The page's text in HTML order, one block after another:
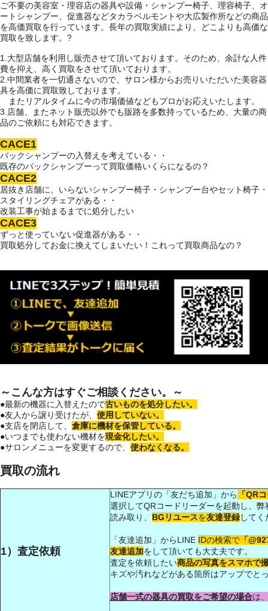
ご不要の美容室・理容店の器具や設備・シャンプー椅子、理容椅子、オ
ートシャンプー、促進器などタカラベルモントや大広製作所などの商品
を高価買取を行っています。長年の買取実績により、どこよりも高価な
買取を致します。?
1.大型店舗を利用し販売させて頂いております。そのため、余計な人件
費を抑え、高く買取をさせて頂いております。
2.中間業者を一切通さないので、サロン様からお売りいただいた美容器
具を高価に買取致しております。
またリアルタイムに今の市場価値などもプロがお応えいたします。
3.店舗、またネット販売以外でも販路を多数持っているため、大量の商
品のご依頼にも対応できます。
CACE1
バックシャンプーの入替えを考えている・・
既存のバックシャンプーって買取価格いくらになるの？
CACE2
居抜き店舗に、いらないシャンプー椅子・シャンプー台やセット椅子・
スタイリングチェアがある・・
改装工事が始まるまでに処分したい
CACE3
ずっと使っていない促進器がある・・
買取処分してお金に換えてしまいたい！これって買取商品なの？
～こんな方はすぐご相談ください。～
●最新の機器に入替えたので古いものを処分したい。
●友人から譲り受けたが、 使用していない。
●支店を閉店して、 倉庫に機材を保管している。
●いつまでも使わない機材を現金化したい。
●サロンメニューを変更するので、 使わなくなる。
買取の流れ
1）査定依頼
LINEアプリの「友だち追加」から
「QR
選択してQRコードリーダーを起動し、弊
読み取り、 BGリユースを友達登録してく
「友達追加」からLINE IDの検索で 「
友達追加をして頂いても大丈夫です。
査定を依頼したい商品の写真をスマホで
キズや汚れなどがある箇所はアップでと
店舗一式の器具の買取をご希望の場合は